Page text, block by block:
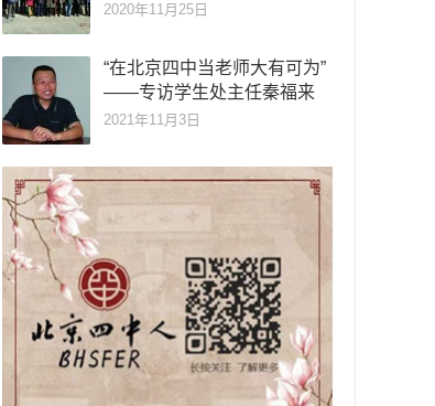
2020年11月25日
“在北京四中当老师大有可为”
——专访学生处主任秦福来
2021年11月3日